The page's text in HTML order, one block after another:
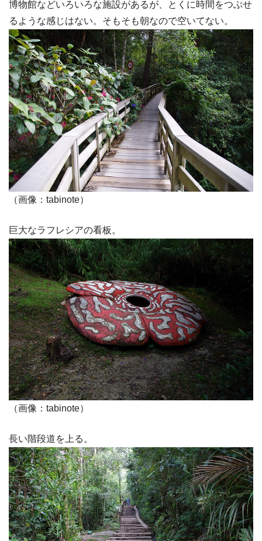
博物館などいろいろな施設があるが、とくに時間をつぶせ
るような感じはない。そもそも朝なので空いてない。
（画像：tabinote）
巨大なラフレシアの看板。
（画像：tabinote）
長い階段道を上る。